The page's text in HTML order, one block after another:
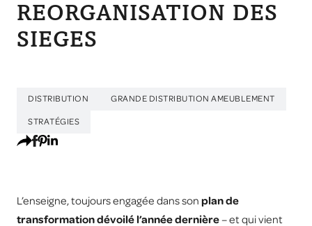
REORGANISATION DES
SIEGES
DISTRIBUTION GRANDE DISTRIBUTION AMEUBLEMENT
STRATÉGIES
L’enseigne, toujours engagée dans son plan de
transformation dévoilé l’année dernière– et qui vient